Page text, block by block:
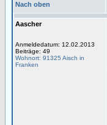
Nach oben
Aascher
Anmeldedatum: 12.02.2013
Beiträge: 49
Wohnort: 91325 Aisch in
Franken